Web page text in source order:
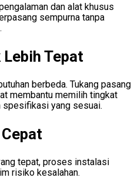
dan alat khusus
sempurna tanpa
Tepat
berbeda. Tukang pasang
membantu memilih tingkat
spesifikasi yang sesuai.
tepat, proses instalasi
risiko kesalahan.